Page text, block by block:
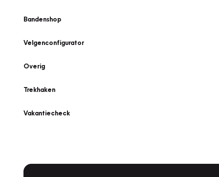
Bandenshop
Velgenconfigurator
Overig
Trekhaken
Vakantiecheck